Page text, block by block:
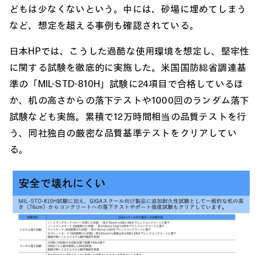
どもは少なくないという。中には、砂場に埋めてしまう
など、想定を超える事例も確認されている。
日本HPでは、こうした過酷な使用環境を想定し、堅牢性
に関する試験を徹底的に実施した。米国国防総省調達基
準の「MIL-STD-810H」試験に24項目で合格しているほ
か、机の高さからの落下テストや1000回のランダム落下
試験なども実施。累積で12万時間相当の品質テストを行
う、同社独自の厳密な品質基準テストをクリアしてい
る。